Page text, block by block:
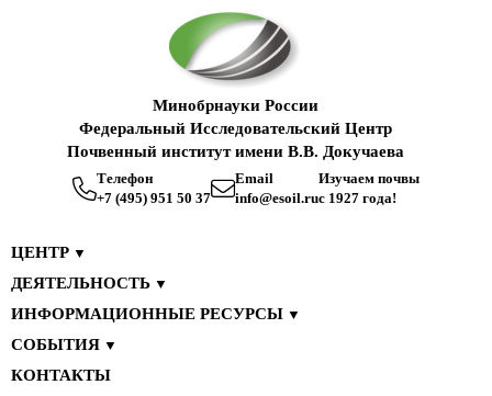
Минобрнауки России
Федеральный Исследовательский Центр
Почвенный институт имени В.В. Докучаева
Телефон
+7 (495) 951 50 37
Email
info@esoil.ru
Изучаем почвы
с 1927 года!
ЦЕНТР ▼
ДЕЯТЕЛЬНОСТЬ ▼
ИНФОРМАЦИОННЫЕ РЕСУРСЫ ▼
СОБЫТИЯ ▼
КОНТАКТЫ